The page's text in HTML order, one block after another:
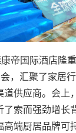
帝国际酒店隆
，汇聚了家居
道供应商。会上
了索而强劲增长
高端厨居品牌可